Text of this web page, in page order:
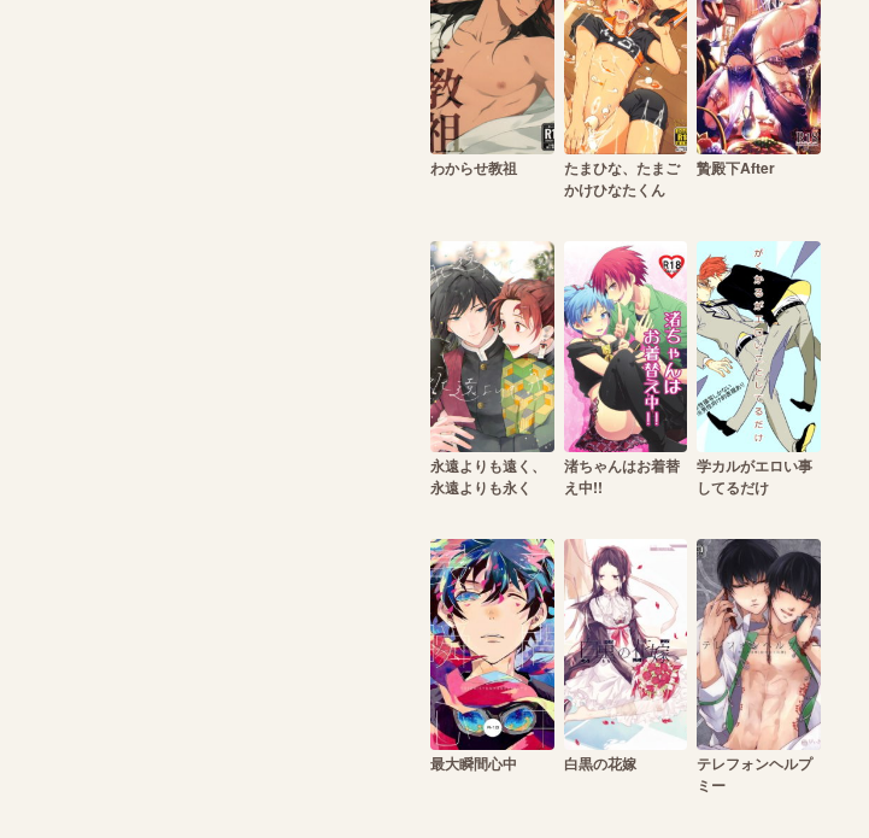
わからせ教祖
たまひな、たまご
かけひなたくん
贄殿下After
永遠よりも遠く、
永遠よりも永く
渚ちゃんはお着替
え中!!
学カルがエロい事
してるだけ
最大瞬間心中 白黒の花嫁
テレフォンヘルプ
ミー